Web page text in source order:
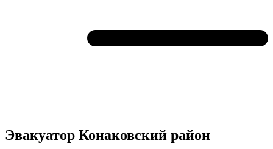
Эвакуатор Конаковский район